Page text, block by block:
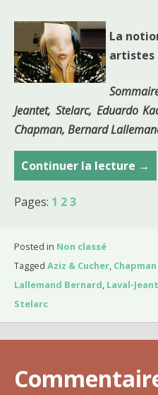
La
artistes
Jeantet, Stelarc, Eduardo
Chapman, Bernard
Continuer la lecture C
o
d
u
5
m
i
→
Pages: 1 23
Posted in Non classé
Tagged Aziz & Cucher,
Lallemand Bernard, Laval-
Stelarc